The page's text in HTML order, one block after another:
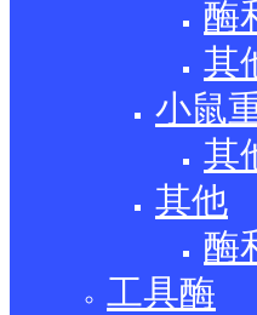
酶
其
小鼠
其
其他
酶
工具酶